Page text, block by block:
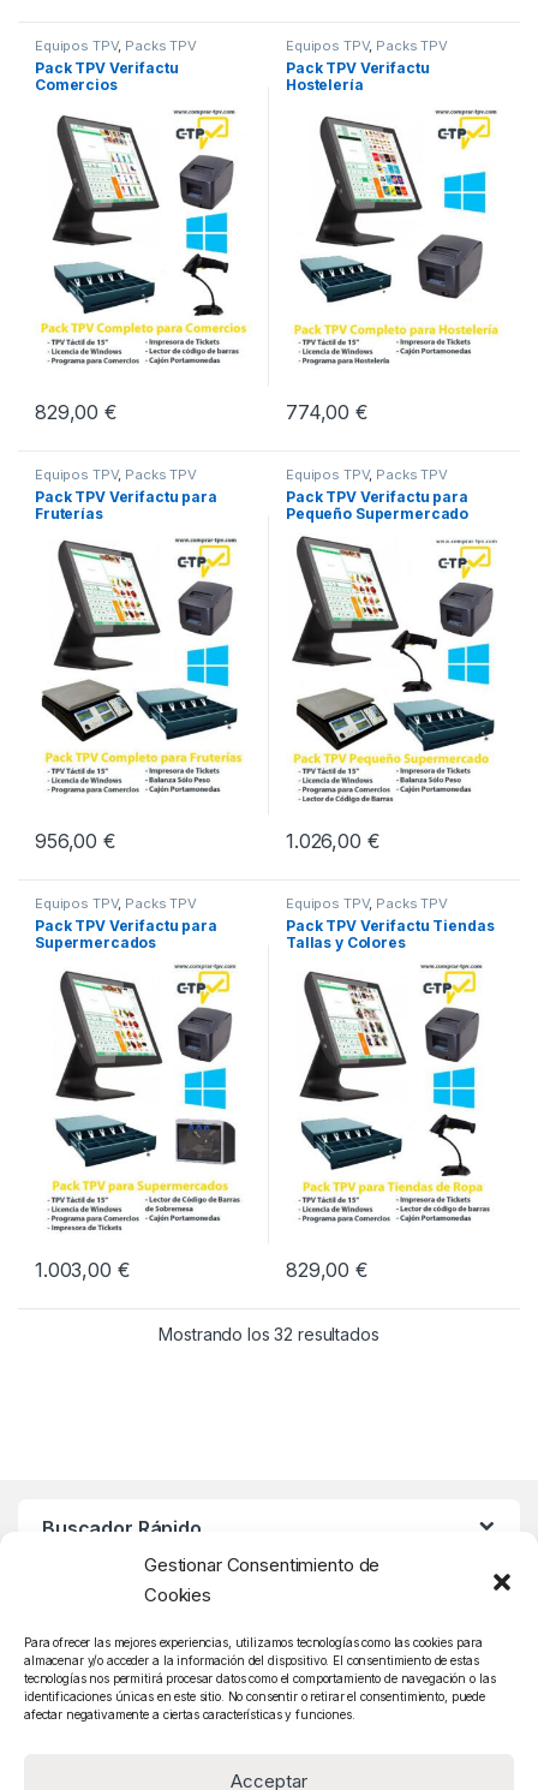
Gestionar Consentimiento de
Cookies
Para ofrecer las mejores experiencias, utilizamos tecnologías como las cookies para
almacenar y/o acceder a la información del dispositivo. El consentimiento de estas
tecnologías nos permitirá procesar datos como el comportamiento de navegación o las
identificaciones únicas en este sitio. No consentir o retirar el consentimiento, puede
afectar negativamente a ciertas características y funciones.
Acceptar
Equipos TPV, Packs TPV
Pack TPV Verifactu
Comercios
829,00€
Equipos TPV, Packs TPV
Pack TPV Verifactu
Hostelería
774,00€
Equipos TPV, Packs TPV
Pack TPV Verifactu para
Fruterías
956,00€
Equipos TPV, Packs TPV
Pack TPV Verifactu para
Pequeño Supermercado
1.026,00 €
Equipos TPV, Packs TPV
Pack TPV Verifactu para
Supermercados
1.003,00 €
Equipos TPV, Packs TPV
Pack TPV Verifactu Tiendas
Tallas y Colores
829,00€
Mostrando los 32 resultados
Buscador Rápido
Atención Cliente